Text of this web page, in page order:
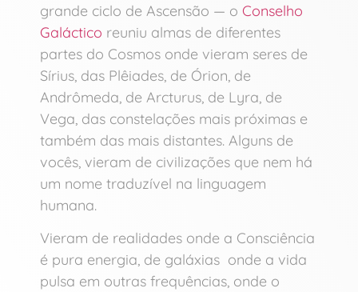
grande ciclo de Ascensão — o Conselho
Galáctico reuniu almas de diferentes
partes do Cosmos onde vieram seres de
Sírius, das Plêiades, de Órion, de
Andrômeda, de Arcturus, de Lyra, de
Vega, das constelações mais próximas e
também das mais distantes. Alguns de
vocês, vieram de civilizações que nem há
um nome traduzível na linguagem
humana.
Vieram de realidades onde a Consciência
é pura energia, de galáxias onde a vida
pulsa em outras frequências, onde o